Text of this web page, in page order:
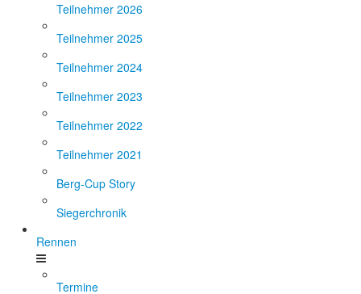
Teilnehmer 2026
Teilnehmer 2025
Teilnehmer 2024
Teilnehmer 2023
Teilnehmer 2022
Teilnehmer 2021
Berg-Cup Story
Siegerchronik
Rennen
Termine